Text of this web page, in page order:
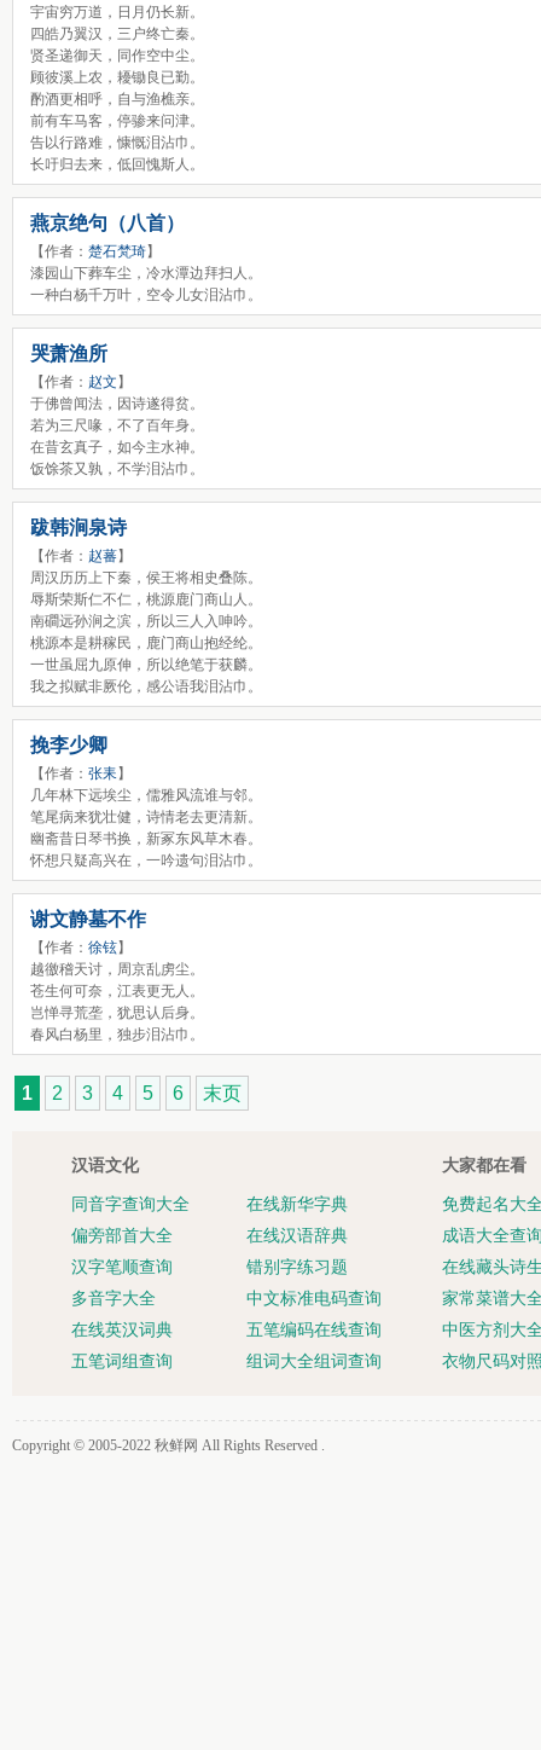
宇宙穷万道，日月仍长新。
四皓乃翼汉，三户终亡秦。
贤圣递御天，同作空中尘。
顾彼溪上农，耰锄良已勤。
酌酒更相呼，自与渔樵亲。
前有车马客，停骖来问津。
告以行路难，慷慨泪沾巾。
长吁归去来，低回愧斯人。
燕京绝句（八首）
【作者： 楚石梵琦】
漆园山下葬车尘，冷水潭边拜扫人。
一种白杨千万叶，空令儿女泪沾巾。
哭萧渔所
【作者： 赵文】
于佛曾闻法，因诗遂得贫。
若为三尺喙，不了百年身。
在昔玄真子，如今主水神。
饭馀茶又孰，不学泪沾巾。
跋韩涧泉诗
【作者： 赵蕃】
周汉历历上下秦，侯王将相史叠陈。
辱斯荣斯仁不仁，桃源鹿门商山人。
南磵远孙涧之滨，所以三人入呻吟。
桃源本是耕稼民，鹿门商山抱经纶。
一世虽屈九原伸，所以绝笔于获麟。
我之拟赋非厥伦，感公语我泪沾巾。
挽李少卿
【作者： 张耒】
几年林下远埃尘，儒雅风流谁与邻。
笔尾病来犹壮健，诗情老去更清新。
幽斋昔日琴书换，新冢东风草木春。
怀想只疑高兴在，一吟遗句泪沾巾。
谢文静墓不作
【作者： 徐铉】
越徼稽天讨，周京乱虏尘。
苍生何可奈，江表更无人。
岂惮寻荒垄，犹思认后身。
春风白杨里，独步泪沾巾。
1 2 3 4 5 6 末页
汉语文化
同音字查询大全
在线新华字典
偏旁部首大全
在线汉语辞典
汉字笔顺查询
错别字练习题
多音字大全
中文标准电码查询
在线英汉词典
五笔编码在线查询
五笔词组查询
组词大全组词查询
大家都在看
免费起名大
成语大全查
在线藏头诗
家常菜谱大
中医方剂大
衣物尺码对
Copyright © 2005-2022 秋鲜网 All Rights Reserved .